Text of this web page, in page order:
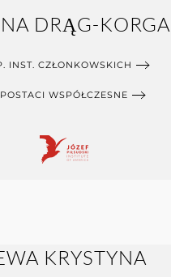
DRĄG-KORGA
INST. CZŁONKOWSKICH
POSTACI WSPÓŁCZESNE